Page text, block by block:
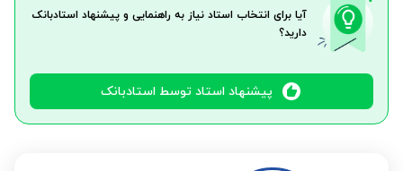
آیا برای انتخاب استاد نیاز به راهنمایی و پیشنهاد استادبانک
دارید؟
پیشنهاد استاد توسط استادبانک